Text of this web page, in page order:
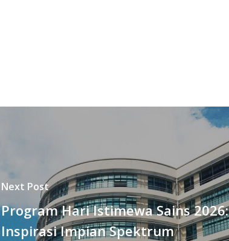
Next Post
Program Hari Istimewa Sains 2026:
Inspirasi Impian Spektrum